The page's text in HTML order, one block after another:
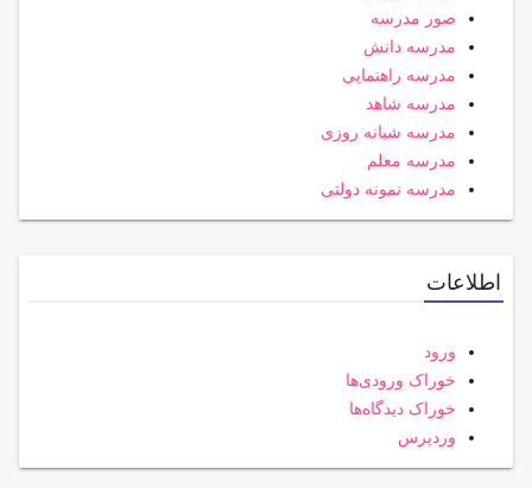
صور مدرسه
مدرسه دانش
مدرسه راهنمایی
مدرسه شاهد
مدرسه شبانه روزی
مدرسه معلم
مدرسه نمونه دولتی
اطلاعات
ورود
خوراک ورودی‌ها
خوراک دیدگاه‌ها
وردپرس